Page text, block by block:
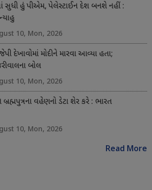
સુધી હું પીએમ, પેલેસ્ટાઈન દેશ બનશે નહીં :
10, Mon, 2026
દેખાવોમાં મોદીને મારવા આવ્યા હતા;
બોલ
10, Mon, 2026
બ્રહ્મપુત્રના વહેણનો ડેટા શેર કરે : ભારત
10, Mon, 2026
Read More